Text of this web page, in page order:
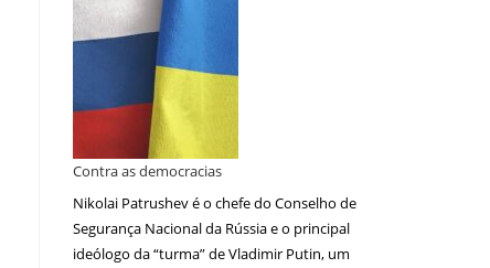
Contra as democracias
Nikolai Patrushev é o chefe do Conselho de
Segurança Nacional da Rússia e o principal
ideólogo da “turma” de Vladimir Putin, um